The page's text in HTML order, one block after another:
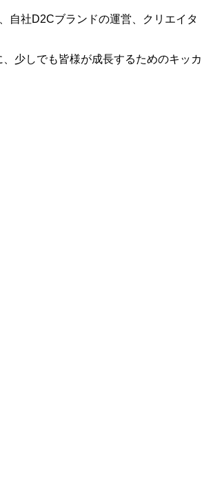
自社D2Cブランドの運営、クリエイタ
少しでも皆様が成長するためのキッカ